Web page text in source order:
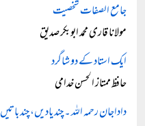
جامع الصفات شخصیت
مولانا قاری محمد ابوبکر صدیق
ایک استاد کے دو شاگرد
حافظ ممتاز الحسن خدامی
داداجان رحمہ اللہ ۔ چند یادیں، چند باتیں